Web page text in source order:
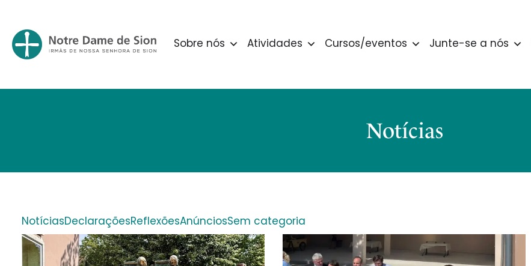
Sobre nós Atividades Cursos/eventos Junte-se a nós
Notícias
NotíciasDeclaraçõesReflexõesAnúnciosSem categoria